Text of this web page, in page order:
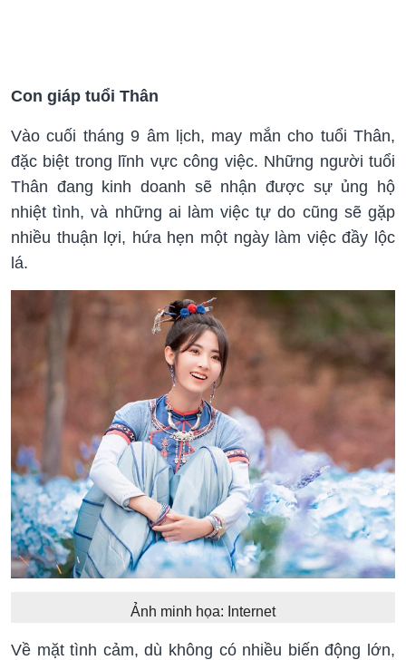
Con giáp tuổi Thân
Vào cuối tháng 9 âm lịch, may mắn cho tuổi Thân,
đặc biệt trong lĩnh vực công việc. Những người tuổi
Thân đang kinh doanh sẽ nhận được sự ủng hộ
nhiệt tình, và những ai làm việc tự do cũng sẽ gặp
nhiều thuận lợi, hứa hẹn một ngày làm việc đầy lộc
lá.
Ảnh minh họa: Internet
Về mặt tình cảm, dù không có nhiều biến động lớn,